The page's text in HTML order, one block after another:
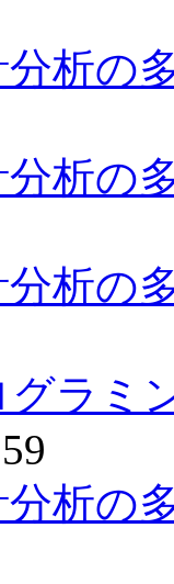
析の
析の
析の
グラミ
析の